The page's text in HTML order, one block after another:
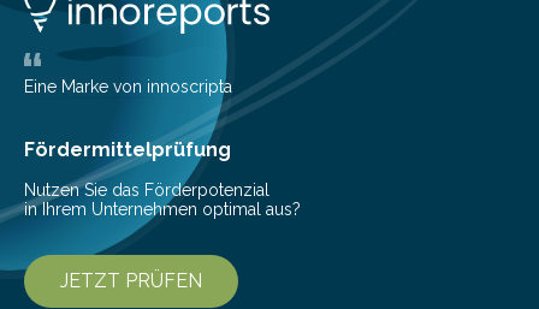
Kommunikationsumgebungen. Das Event dient der
Vernetzung potenzieller Forschungspartner und der
Vorbereitung der Programmausschreibung. Die
Cyberagentur organisiert am 25. März 2025, von 14:00
bis 16:00 Uhr, ein virtuelles Partnering Event zum
Forschungsprogramm „Datenrekonstruktion…
Eine Marke von innoscripta
Fördermittelprüfung
Nutzen Sie das Förderpotenzial
in Ihrem Unternehmen optimal aus?
JETZT PRÜFEN